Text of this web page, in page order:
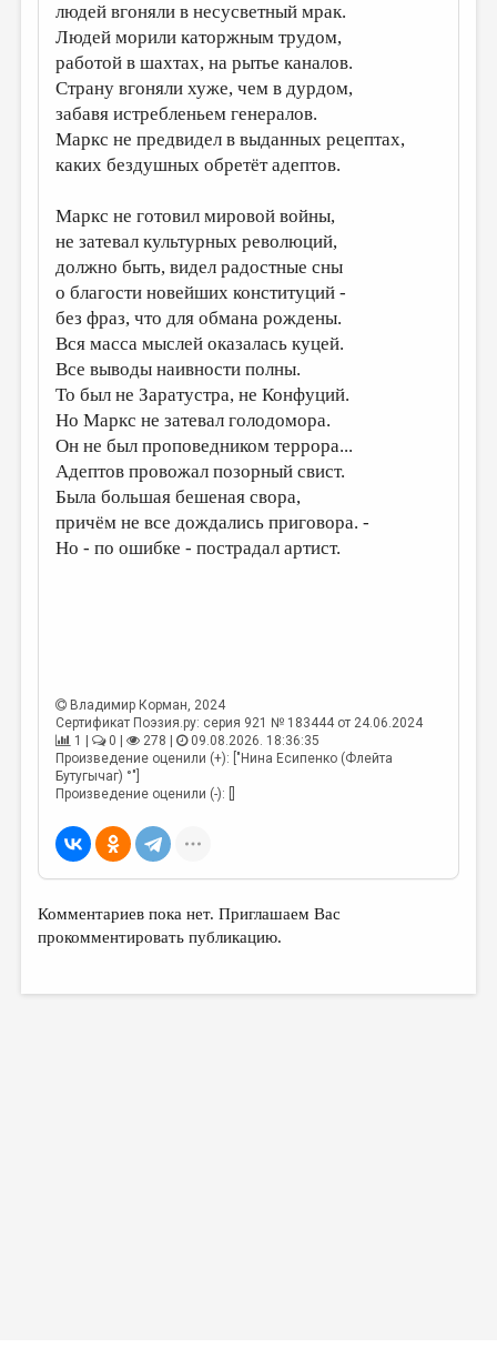
людей вгоняли в несусветный мрак.
Людей морили каторжным трудом,
работой в шахтах, на рытье каналов.
Страну вгоняли хуже, чем в дурдом,
забавя истребленьем генералов.
Маркс не предвидел в выданных рецептах,
каких бездушных обретёт адептов.
Маркс не готовил мировой войны,
не затевал культурных революций,
должно быть, видел радостные сны
о благости новейших конституций -
без фраз, что для обмана рождены.
Вся масса мыслей оказалась куцей.
Все выводы наивности полны.
То был не Заратустра, не Конфуций.
Но Маркс не затевал голодомора.
Он не был проповедником террора...
Адептов провожал позорный свист.
Была большая бешеная свора,
причём не все дождались приговора. -
Но - по ошибке - пострадал артист.
Владимир Корман, 2024
Сертификат Поэзия.ру: серия 921 № 183444 от 24.06.2024
1 |
0 | 278 |
09.08.2026. 18:36:35
Произведение оценили (+): ["Нина Есипенко (Флейта
Бутугычаг) °"]
Произведение оценили (-): []
Комментариев пока нет. Приглашаем Вас
прокомментировать публикацию.